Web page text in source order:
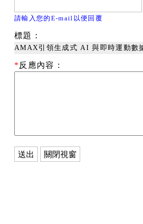
請輸入您的E-mail以便回覆
標題：
AMAX引領生成式 AI 與即時運動數
* 反應內容：